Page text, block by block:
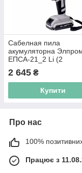
Сабелная пила
акумуляторна
ЕПСА-21_2 Li (2
2 645 ₴
Купити
Про нас
100% позитивних
Працює з